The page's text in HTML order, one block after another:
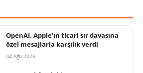
OpenAI, Apple’ın ticari sır davasına
özel mesajlarla karşılık verdi
04 Ağu 2026